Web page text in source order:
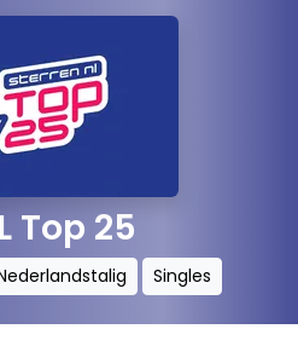
Top 25
Singles